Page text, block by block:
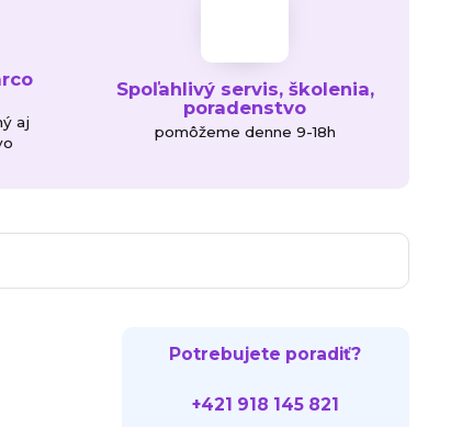
aj
Spoľahlivý servis, školenia,
poradenstvo
pomôžeme denne 9-18h
Potrebujete poradiť?
+421 918 145 821